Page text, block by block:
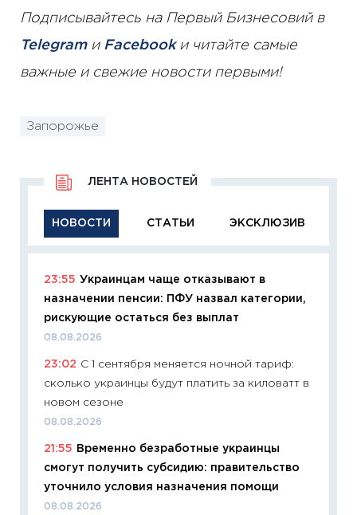
Подписывайтесь на Первый Бизнесовий в
Telegramи Facebookи читайте самые
важные и свежие новости первыми!
Запорожье
НОВОСТИ СТАТЬИ ЭКСКЛЮЗИВ
ЛЕНТА НОВОСТЕЙ
23:55 Украинцам чаще отказывают в
назначении пенсии: ПФУ назвал категории,
рискующие остаться без выплат
08.08.2026
23:02 С 1 сентября меняется ночной тариф:
сколько украинцы будут платить за киловатт в
новом сезоне
08.08.2026
21:55
Временно безработные украинцы
смогут получить субсидию: правительство
уточнило условия назначения помощи
08.08.2026